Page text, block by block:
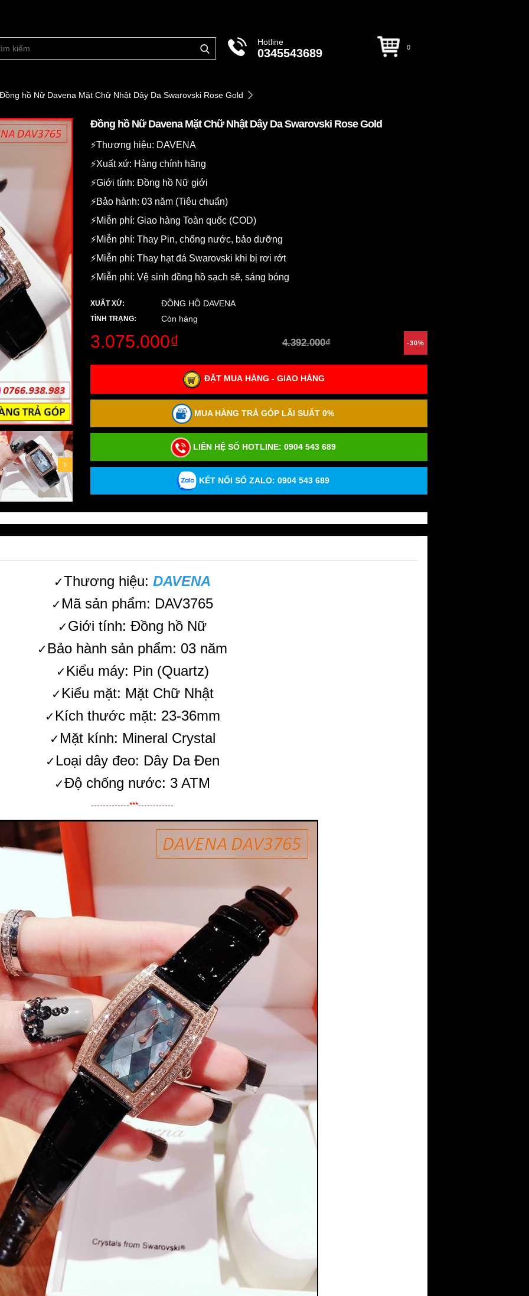
Hotline
0345543689 0
Đồng hồ Nữ Davena Mặt Chữ Nhật Dây Da Swarovski Rose Gold
Đồng hồ Nữ Davena Mặt Chữ Nhật Dây Da Swarovski Rose Gold
⚡️Thương hiệu: DAVENA
⚡️Xuất xứ: Hàng chính hãng
⚡️Giới tính: Đồng hồ Nữ giới
⚡️Bảo hành: 03 năm (Tiêu chuẩn)
⚡️Miễn phí: Giao hàng Toàn quốc (COD)
⚡️Miễn phí: Thay Pin, chống nước, bảo dưỡng
⚡️Miễn phí: Thay hạt đá Swarovski khi bị rơi rớt
⚡️Miễn phí: Vệ sinh đồng hồ sạch sẽ, sáng bóng
XUẤT XỨ: ĐỒNG HỒ DAVENA
TÌNH TRẠNG: Còn hàng
3.075.000₫ 4.392.000₫ -30%
ĐẶT MUA HÀNG - GIAO HÀNG
MUA HÀNG TRẢ GÓP LÃI SUẤT 0%
LIÊN HỆ SỐ HOTLINE: 0904 543 689
KẾT NỐI SỐ ZALO: 0904 543 689
✓Thương hiệu: DAVENA
✓ Mã sản phẩm: DAV3765
✓Giới tính: Đồng hồ Nữ
✓ Bảo hành sản phẩm: 03 năm
✓ Kiểu máy: Pin (Quartz)
✓ Kiểu mặt: Mặt Chữ Nhật
✓ Kích thước mặt: 23-36mm
✓ Mặt kính: Mineral Crystal
✓ Loại dây đeo: Dây Da Đen
✓Độ chống nước: 3 ATM
-------------***------------